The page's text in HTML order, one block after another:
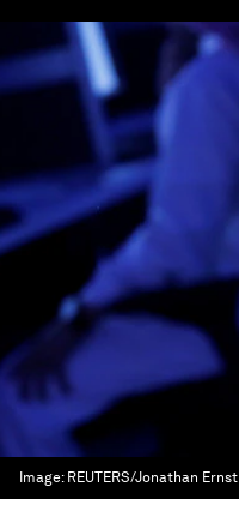
Image: REUTERS/Jonathan Ernst